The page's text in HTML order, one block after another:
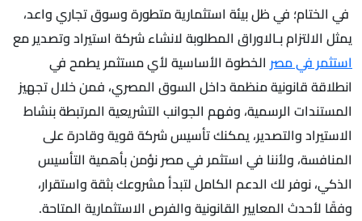
في الختام؛ في ظل بيئة استثمارية متطورة وسوق تجاري واعد،
يمثل الالتزام بـالاوراق المطلوبة لانشاء شركة استيراد وتصدير مع
استثمر في مصر الخطوة الأساسية لأي مستثمر يطمح في
انطلاقة قانونية منظمة داخل السوق المصري، فمن خلال تجهيز
المستندات الرسمية، وفهم الجوانب التشريعية المرتبطة بنشاط
الاستيراد والتصدير، يمكنك تأسيس شركة قوية وقادرة على
المنافسة، ولأننا في استثمر في مصر نؤمن بأهمية التأسيس
الذكي، نوفر لك الدعم الكامل لتبدأ مشروعك بثقة واستقرار،
وفقًا لأحدث المعايير القانونية والفرص الاستثمارية المتاحة.